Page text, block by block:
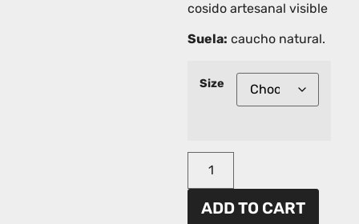
cosido artesanal visible
Suela: caucho natural.
Size
ADD TO CART